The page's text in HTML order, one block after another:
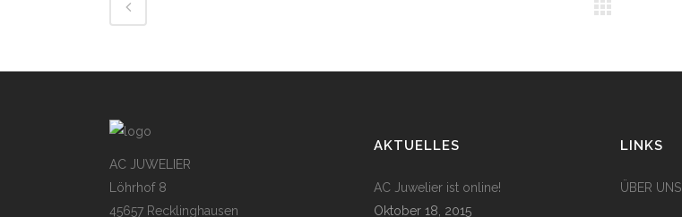
AC JUWELIER
Löhrhof 8
45657 Recklinghausen
AKTUELLES
AC Juwelier ist online!
Oktober 18, 2015
LINKS
ÜBER UNS